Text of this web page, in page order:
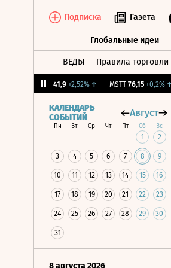
Подписка Газета
Глобальные идеи
ВЕДЫ Правила торговли
41,9 +2,52%↑ MSTT 76,15 +0,2%↑
КАЛЕНДАРЬ
СОБЫТИЙ
Август
Пн Вт Ср Чт Пт Сб Вс
1 2
3 4 5 6 7 8 9
10 11 12 13 14 15 16
17 18 19 20 21 22 23
24 25 26 27 28 29 30
31
8 августа 2026